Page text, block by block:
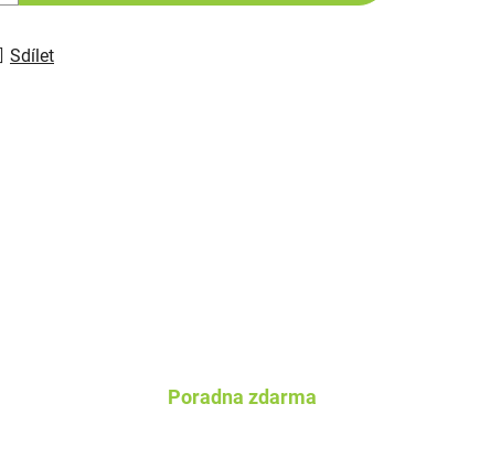
Sdílet
Poradna zdarma